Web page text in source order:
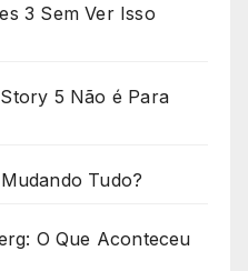
3 Sem Ver Isso
5 Não é Para
Tudo?
O Que Aconteceu